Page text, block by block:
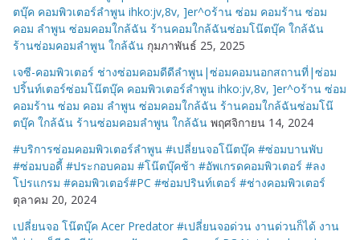
ตบุ๊ค คอมพิวเตอร์ลำพูน ihko:jv,8v, ]er^oร้าน ซ่อม คอมร้าน ซ่อม
คอม ลำพูน ซ่อมคอมใกล้ฉัน ร้านคอมใกล้ฉันซ่อมโน๊ตบุ๊ค ใกล้ฉัน
ร้านซ่อมคอมลำพูน ใกล้ฉัน กุมภาพันธ์ 25, 2025
เจซี-คอมพิวเตอร์ ช่างซ่อมคอมดีดีลำพูน|ซ่อมคอมนอกสถานที่|ซ่อม
ปริ้นท์เตอร์ซ่อมโน๊ตบุ๊ค คอมพิวเตอร์ลำพูน ihko:jv,8v, ]er^oร้าน ซ่อม
คอมร้าน ซ่อม คอม ลำพูน ซ่อมคอมใกล้ฉัน ร้านคอมใกล้ฉันซ่อมโน๊
ตบุ๊ค ใกล้ฉัน ร้านซ่อมคอมลำพูน ใกล้ฉัน พฤศจิกายน 14, 2024
#บริการซ่อมคอมพิวเตอร์ลำพูน #เปลี่ยนจอโน๊ตบุ๊ค #ซ่อมบานพับ
#ซ่อมบอดี้ #ประกอบคอม #โน๊ตบุ๊คช้า #อัพเกรดคอมพิวเตอร์ #ลง
โปรแกรม #คอมพิวเตอร์#PC #ซ่อมปรินท์เตอร์ #ช่างคอมพิวเตอร์
ตุลาคม 20, 2024
เปลี่ยนจอ โน๊ตบุ๊ค Acer Predator #เปลี่ยนจอด่วน งานด่วนก็ได้ งาน